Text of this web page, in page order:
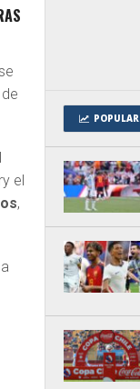
el
,
POPULAR